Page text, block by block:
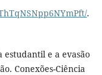
.
estudantil e a evasão
Conexões-Ciência